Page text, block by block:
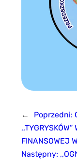
← Poprzedni:
FINANSOWEJ
Następny: